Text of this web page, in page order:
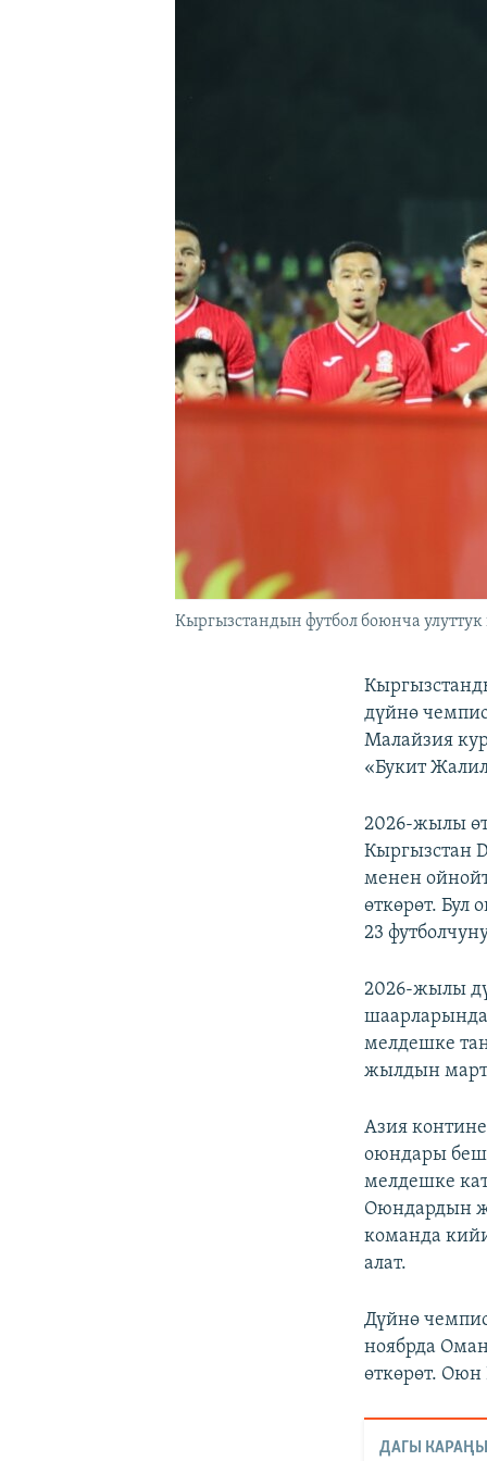
Кыргызстандын футбол боюнча
дүйнө
Малайзия
«Букит
2026-жылы
Кыргызстан
менен
өткөрөт.
23
2026-жылы
мелдешке
жылдын
Азия
оюндары беш
мелдешке
Оюндардын
команда
алат.
Дүйнө
ноябрда
өткөрөт. Оюн
ДАГЫ